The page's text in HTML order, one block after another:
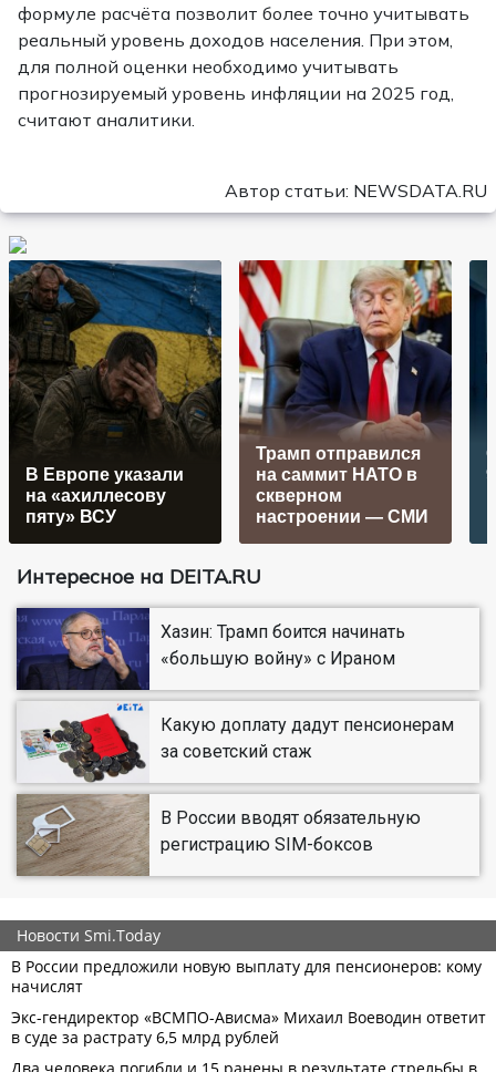
формуле расчёта позволит более точно учитывать
реальный уровень доходов населения. При этом,
для полной оценки необходимо учитывать
прогнозируемый уровень инфляции на 2025 год,
считают аналитики.
Автор статьи: NEWSDATA.RU
В Европе указали
на «ахиллесову
пяту» ВСУ
Трамп отправился
на саммит НАТО в
скверном
настроении — СМИ
Интересное на DEITA.RU
Хазин: Трамп боится начинать
«большую войну» с Ираном
Какую доплату дадут пенсионерам
за советский стаж
В России вводят обязательную
регистрацию SIM-боксов